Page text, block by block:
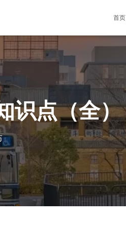
首页
识点（全）